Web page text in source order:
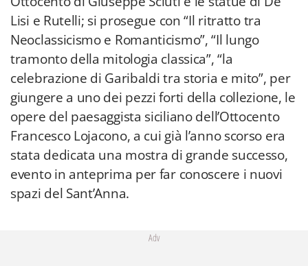
Lisi e Rutelli; si prosegue con “Il ritratto tra
Neoclassicismo e Romanticismo”, “Il lungo
tramonto della mitologia classica”, “la
celebrazione di Garibaldi tra storia e mito”, per
giungere a uno dei pezzi forti della collezione, le
opere del paesaggista siciliano dell’Ottocento
Francesco Lojacono, a cui già l’anno scorso era
stata dedicata una mostra di grande successo,
evento in anteprima per far conoscere i nuovi
spazi del Sant’Anna.
Adv